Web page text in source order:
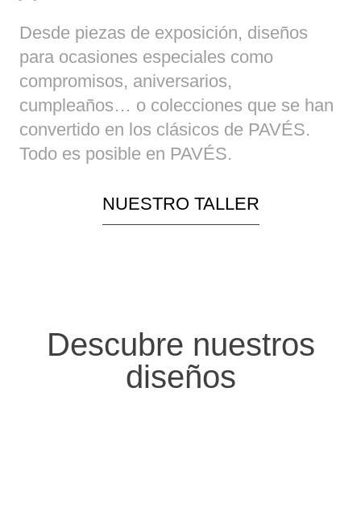
Desde piezas de exposición, diseños
para ocasiones especiales como
compromisos, aniversarios,
cumpleaños… o colecciones que se han
convertido en los clásicos de PAVÉS.
Todo es posible en PAVÉS.
NUESTRO TALLER
Descubre nuestros
diseños